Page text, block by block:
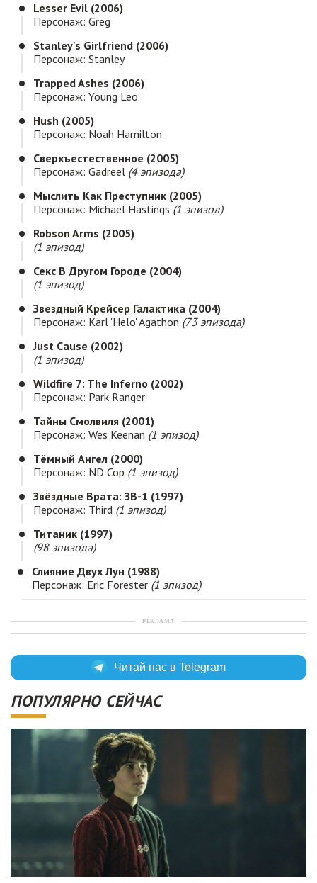
Lesser Evil (2006)
Персонаж: Greg
Stanley's Girlfriend (2006)
Персонаж: Stanley
Trapped Ashes (2006)
Персонаж: Young Leo
Hush (2005)
Персонаж: Noah Hamilton
Сверхъестественное (2005)
Персонаж: Gadreel (4 эпизода)
Мыслить Как Преступник (2005)
Персонаж: Michael Hastings (1 эпизод)
Robson Arms (2005)
(1 эпизод)
Секс В Другом Городе (2004)
(1 эпизод)
Звездный Крейсер Галактика (2004)
Персонаж: Karl 'Helo' Agathon (73 эпизода)
Just Cause (2002)
(1 эпизод)
Wildfire 7: The Inferno (2002)
Персонаж: Park Ranger
Тайны Смолвиля (2001)
Персонаж: Wes Keenan (1 эпизод)
Тёмный Ангел (2000)
Персонаж: ND Cop (1 эпизод)
Звёздные Врата: ЗВ-1 (1997)
Персонаж: Third (1 эпизод)
Титаник (1997)
(98 эпизода)
Слияние Двух Лун (1988)
Персонаж: Eric Forester (1 эпизод)
РЕКЛАМА
Читай нас в Telegram
ПОПУЛЯРНО СЕЙЧАС